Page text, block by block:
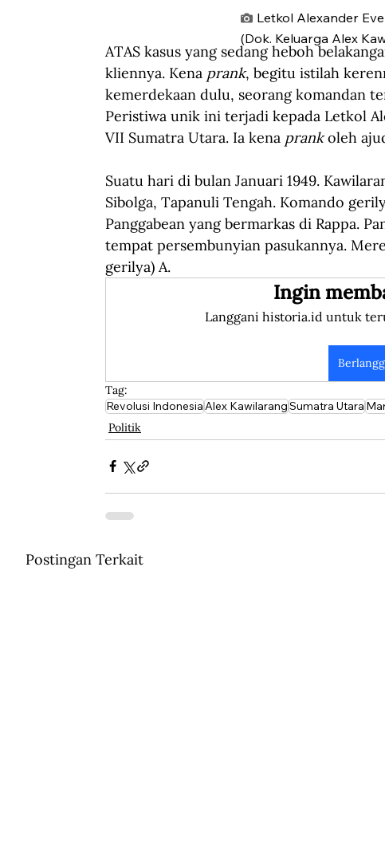
Letkol Alexander
(Dok. Keluarga Alex
ATAS kasus yang sedang heboh
kliennya. Kena prank, begitu istilah
kemerdekaan dulu, seorang komandan
Peristiwa unik ini terjadi kepada Letkol
VII Sumatra Utara. Ia kena prank oleh
Suatu hari di bulan Januari 1949.
Sibolga, Tapanuli Tengah. Komando
Panggabean yang bermarkas di Rappa.
tempat persembunyian pasukannya.
gerilya) A.
Ingin
Langgani historia.id untuk
Tag:
Revolusi IndonesiaAlex KawilarangSumatra Utara
Politik
Postingan Terkait